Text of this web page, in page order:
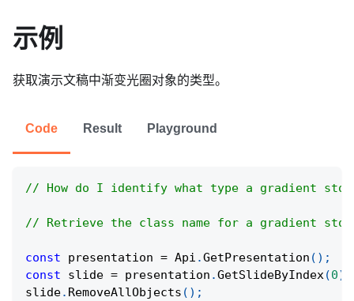
示例
获取演示文稿中渐变光圈对象的类型。
Code Result Playground
// How do I identify what type a gradient
// Retrieve the class name for a gradient
const presentation = Api .GetPresentation ( ) ;
const slide = presentation .GetSlideByIndex(0)
slide. RemoveAllObjects ( ) ;